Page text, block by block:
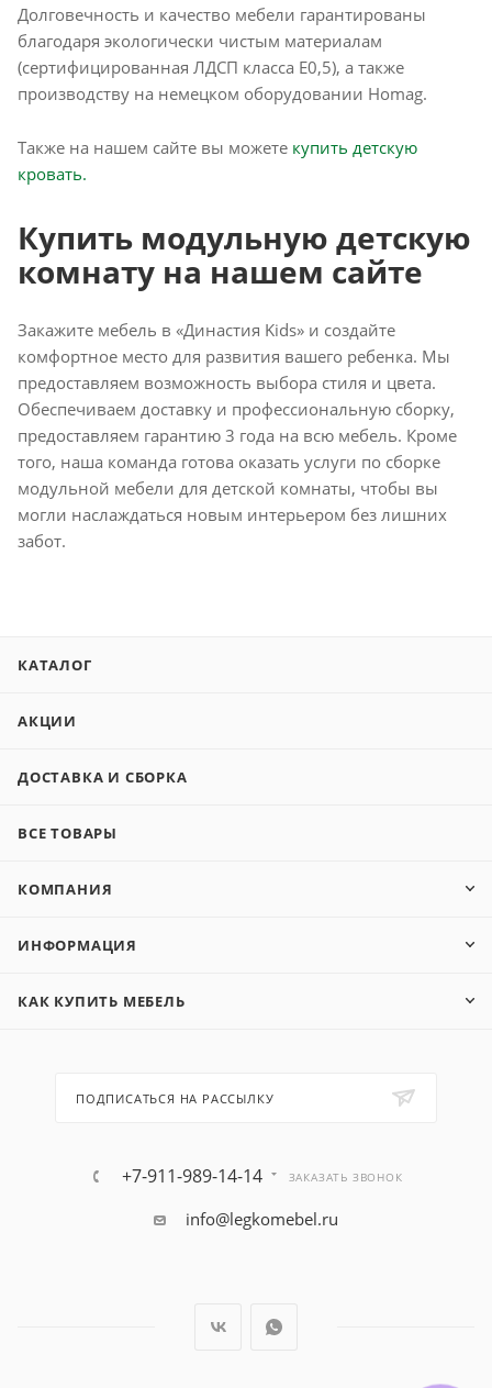
Долговечность и качество мебели гарантированы
благодаря экологически чистым материалам
(сертифицированная ЛДСП класса Е0,5), а также
производству на немецком оборудовании Homag.
Также на нашем сайте вы можете купить детскую
кровать.
Купить модульную детскую
комнату на нашем сайте
Закажите мебель в «Династия Kids» и создайте
комфортное место для развития вашего ребенка. Мы
предоставляем возможность выбора стиля и цвета.
Обеспечиваем доставку и профессиональную сборку,
предоставляем гарантию 3 года на всю мебель. Кроме
того, наша команда готова оказать услуги по сборке
модульной мебели для детской комнаты, чтобы вы
могли наслаждаться новым интерьером без лишних
забот.
КАТАЛОГ
АКЦИИ
ДОСТАВКА И СБОРКА
ВСЕ ТОВАРЫ
КОМПАНИЯ
ИНФОРМАЦИЯ
КАК КУПИТЬ МЕБЕЛЬ
ПОДПИСАТЬСЯ НА РАССЫЛКУ
+7-911-989-14-14 ЗАКАЗАТЬ ЗВОНОК
info@legkomebel.ru